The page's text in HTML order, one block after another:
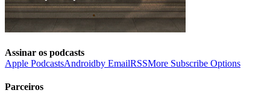
Assinar os podcasts
Apple PodcastsAndroidby EmailRSSMore Subscribe Options
Parceiros